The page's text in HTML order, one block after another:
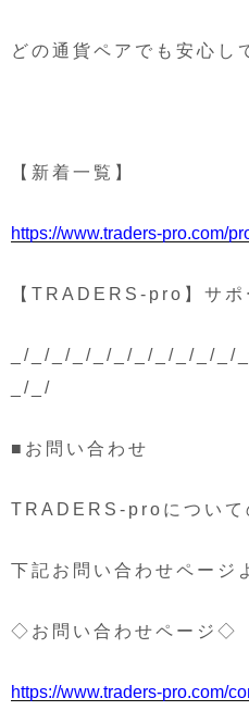
どの通貨ペアでも安心し
【新着一覧】
https://www.traders-pro.com/
【TRADERS-pro】サポ
_/_/_/_/_/_/_/_/_/_/
_/_/
■お問い合わせ
TRADERS-proについて
下記お問い合わせページ
◇お問い合わせページ◇
https://www.traders-pro.com/